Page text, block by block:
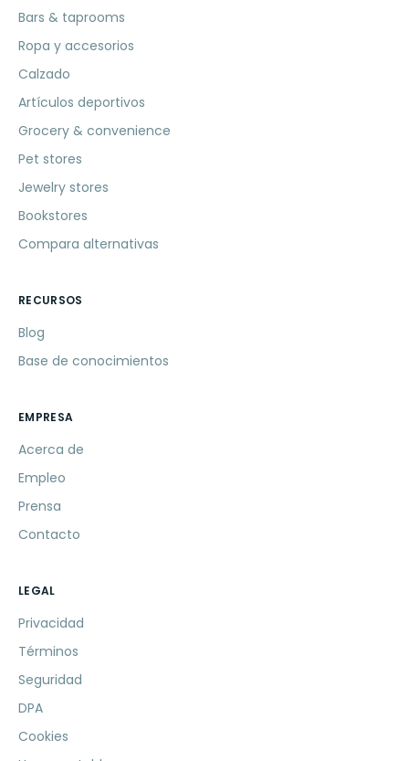
Bars & taprooms
Ropa y accesorios
Calzado
Artículos deportivos
Grocery & convenience
Pet stores
Jewelry stores
Bookstores
Compara alternativas
RECURSOS
Blog
Base de conocimientos
EMPRESA
Acerca de
Empleo
Prensa
Contacto
LEGAL
Privacidad
Términos
Seguridad
DPA
Cookies